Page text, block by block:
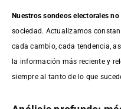
Nuestros sondeos electorales
sociedad. Actualizamos
cada cambio, cada tendencia,
la información más reciente y
siempre al tanto de lo que